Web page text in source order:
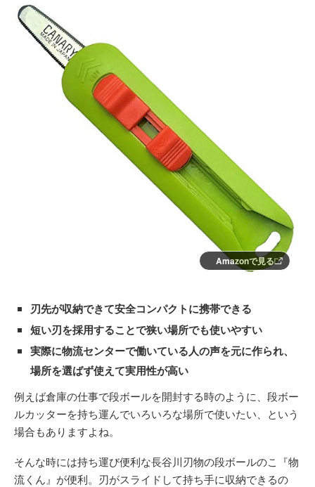
Amazonで見る
刃先が収納できて安全コンパクトに携帯できる
短い刃を採用することで狭い場所でも使いやすい
実際に物流センターで働いている人の声を元に作られ、
場所を選ばず使えて実用性が高い
例えば倉庫の仕事で段ボールを開封する時のように、段ボー
ルカッターを持ち運んでいろいろな場所で使いたい、という
場合もありますよね。
そんな時には持ち運び便利な長谷川刃物の段ボールのこ『物
流くん』が便利。刃がスライドして持ち手に収納できるの